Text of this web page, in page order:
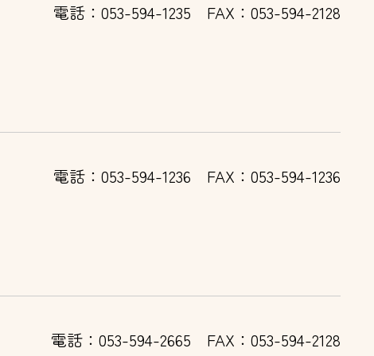
電話：053-594-1235 FAX：053-594-2128
電話：053-594-1236 FAX：053-594-1236
電話：053-594-2665 FAX：053-594-2128